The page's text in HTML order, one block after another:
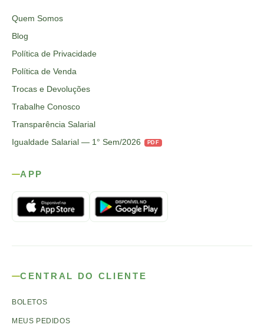
Quem Somos
Blog
Política de Privacidade
Política de Venda
Trocas e Devoluções
Trabalhe Conosco
Transparência Salarial
Igualdade Salarial — 1° Sem/2026
PDF
APP
CENTRAL DO CLIENTE
BOLETOS
MEUS PEDIDOS